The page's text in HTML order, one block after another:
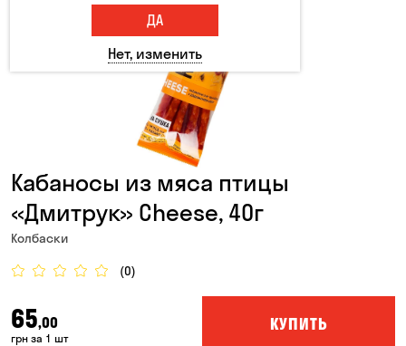
Кабаносы из мяса птицы
«Дмитрук» Cheese, 40г
Колбаски
(0)
65,00
грн за 1 шт
КУПИТЬ
ДА
Нет, изменить